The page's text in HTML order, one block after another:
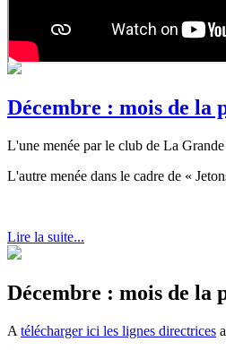
Décembre : mois de la
L'une menée par le club de La
L'autre menée dans le cadre de «
Lire la suite...
Décembre : mois de la
A télécharger ici les lignes directrices